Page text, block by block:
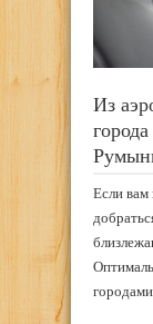
Из
Если вам